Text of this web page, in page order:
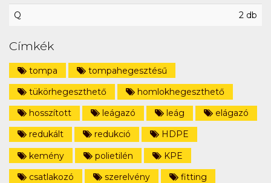
Q 2 db
Címkék
tompa
tompahegesztésű
tükörhegeszthető
homlokhegeszthető
hosszított
leágazó leág
elágazó
redukált
redukció
HDPE
kemény
polietilén
KPE
csatlakozó
szerelvény
fitting